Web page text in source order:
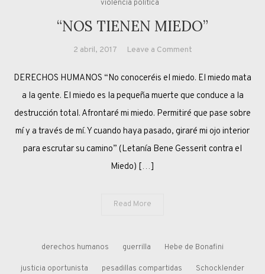
violencia política
“NOS TIENEN MIEDO”
2 abril, 2017 Leave a Commenton
TIENEN
MIEDO”
DERECHOS HUMANOS “No conoceréis el miedo. El miedo mata
a la gente. El miedo es la pequeña muerte que conduce a la
destrucción total. Afrontaré mi miedo. Permitiré que pase sobre
mí y a través de mí. Y cuando haya pasado, giraré mi ojo interior
para escrutar su camino” (Letanía Bene Gesserit contra el
Miedo) […]
Read More
derechos humanos guerrilla Hebe de Bonafini
justicia oportunista pesadillas compartidas Schocklender